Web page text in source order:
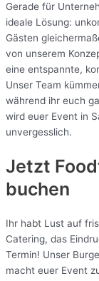
Gerade für
ideale Lösung:
Gästen
von unserem
eine entspannte,
Unser Team
während ihr euch
wird euer Event in
unvergesslich.
Jetzt
buchen
Ihr habt Lust auf
Catering, das
Termin! Unser
macht euer Event